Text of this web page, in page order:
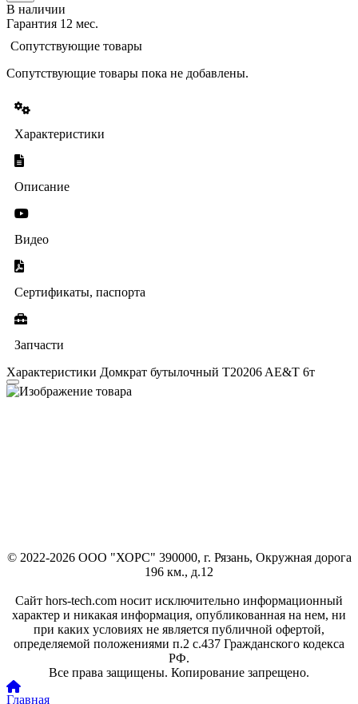
В наличии
Гарантия 12 мес.
Сопутствующие товары
Сопутствующие товары пока не добавлены.
Характеристики
Описание
Видео
Сертификаты, паспорта
Запчасти
Характеристики Домкрат бутылочный T20206 AE&T 6т
© 2022-2026 ООО "ХОРС" 390000, г. Рязань, Окружная дорога
196 км., д.12
Сайт hors-tech.com носит исключительно информационный
характер и никакая информация, опубликованная на нем, ни
при каких условиях не является публичной офертой,
определяемой положениями п.2 с.437 Гражданского кодекса
РФ.
Все права защищены. Копирование запрещено.
Главная